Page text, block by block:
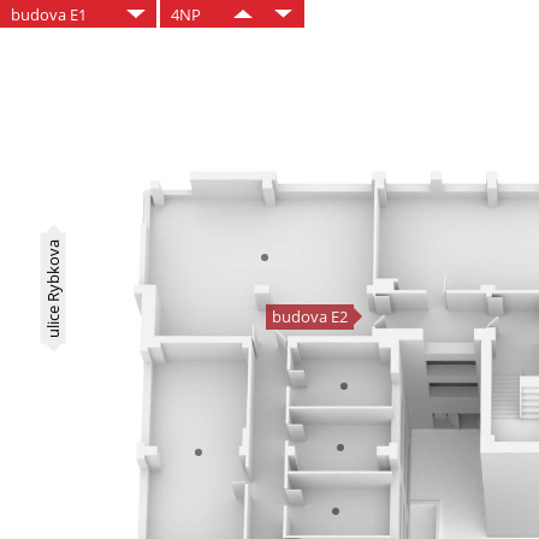
budova E1 4NP
budova E2
ulice Rybkova